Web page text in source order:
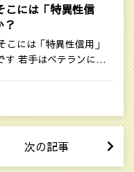
こには「特異性信
？
こには「特異性信用」
す 若手はベテランに…
次の記事